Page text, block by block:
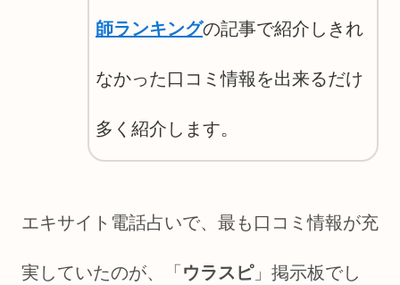
師ランキングの記事で紹介しきれ
なかった口コミ情報を出来るだけ
多く紹介します。
エキサイト電話占いで、最も口コミ情報が充
実していたのが、「ウラスピ」掲示板でし